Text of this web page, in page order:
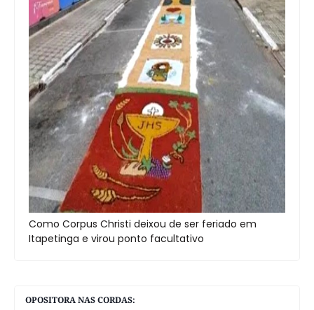
Como Corpus Christi deixou de ser feriado em
Itapetinga e virou ponto facultativo
OPOSITORA NAS CORDAS: